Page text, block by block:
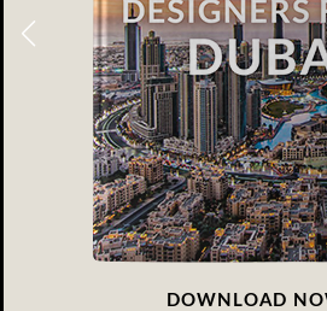
DOWNLOAD